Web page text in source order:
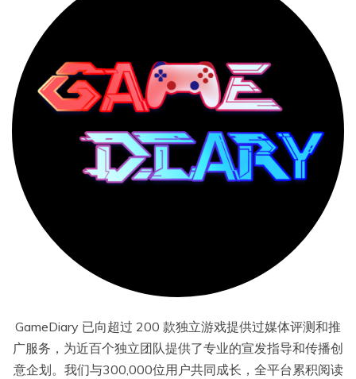
GameDiary 已向超过 200 款独立游戏提供过媒体评测和推
广服务，为近百个独立团队提供了专业的宣发指导和传播创
意企划。我们与300,000位用户共同成长，全平台累积阅读